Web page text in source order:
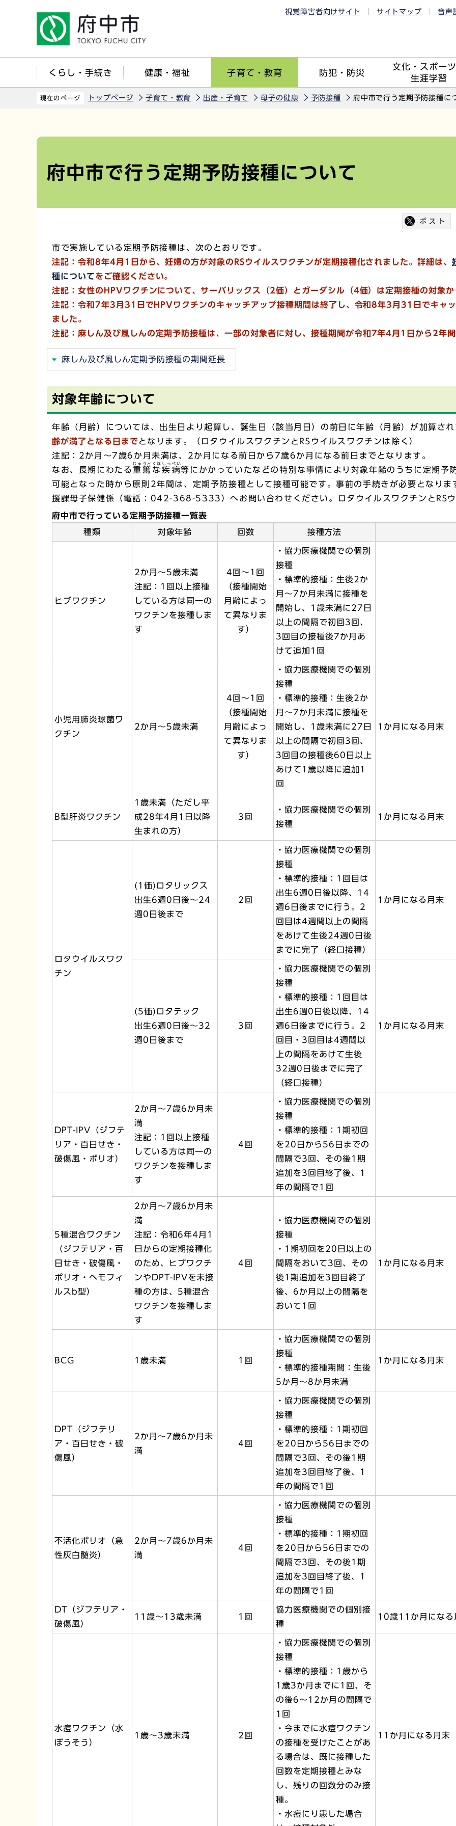
視覚障害者向けサイト サイトマップ 音声
くらし・手続き 健康・福祉 子育て・教育 防犯・防災
文化・スポー
生涯学習
現在のページ トップページ 子育て・教育 出産・子育て 母子の健康 予防接種 府中市で行う定期予防接種に
府中市で行う定期予防接種について
市で実施している定期予防接種は、次のとおりです。
注記：令和8年4月1日から、妊婦の方が対象のRSウイルスワクチンが定期接種化されました。詳細は、
種についてをご確認ください。
注記：女性のHPVワクチンについて、サーバリックス（2価）とガーダシル（4価）は定期接種の対象
注記： 令和7年3月31日でHPVワクチンのキャッチアップ接種期間は終了し、令和8年3月31日でキャ
ました。
注記：麻しん及び風しんの定期予防接種は、一部の対象者に対し、 接種期間が令和7年4月1日から2年
麻しん及び風しん定期予防接種の期間延長
対象年齢について
年齢（月齢）については、出生日より起算し、誕生日（該当月日）の前日に年齢（月齢）が加算さ
齢が満了となる日までとなります。（ロタウイルスワクチンとRSウイルスワクチンは除く）
注記：2か月～7歳6か月未満は、2か月になる前日から7歳6か月になる前日までとなります。
なお、長期にわたる 重篤な疾病
じゅうとくなしっぺい
等にかかっていたなどの特別な事情により対象年齢のうちに定期予
可能となった時から原則2年間は、定期予防接種として接種可能です。事前の手続きが必要となり
援課母子保健係（電話：042-368-5333）へお問い合わせください。ロタウイルスワクチンとRS
府中市で行っている定期予防接種一覧表
種類
対象年齢 回数 接種方法
ヒブワクチン
2か月～5歳未満
注記：1回以上接種
している方は同一の
ワクチンを接種しま
す
4回～1回
（接種開始
月齢によっ
て異なりま
す）
・協力医療機関での個別
接種
・標準的接種：生後2か
月～7か月未満に接種を
開始し、1歳未満に27日
以上の間隔で初回3回、
3回目の接種後7か月あ
けて追加1回
小児用肺炎球菌ワ
クチン
2か月～5歳未満
4回～1回
（接種開始
月齢によっ
て異なりま
す）
・協力医療機関での個別
接種
・標準的接種：生後2か
月～7か月未満に接種を
開始し、1歳未満に27日
以上の間隔で初回3回、
3回目の接種後60日以上
あけて1歳以降に追加1
回
1か月になる月末
B型肝炎ワクチン
1歳未満（ただし平
成28年4月1日以降
生まれの方）
3回
・協力医療機関での個別
接種
1か月になる月末
ロタウイルスワク
チン
(1価)ロタリックス
出生6週0日後～24
週0日後まで
2回
・協力医療機関での個別
接種
・標準的接種：1回目は
出生6週0日後以降、14
週6日後までに行う。2
回目は4週間以上の間隔
をあけて生後24週0日後
までに完了（経口接種）
1か月になる月末
(5価)ロタテック
出生6週0日後～32
週0日後まで
3回
・協力医療機関での個別
接種
・標準的接種：1回目は
出生6週0日後以降、14
週6日後までに行う。2
回目・3回目は4週間以
上の間隔をあけて生後
32週0日後までに完了
（経口接種）
1か月になる月末
DPT-IPV（ジフテ
リア・百日せき・
破傷風・ポリオ）
2か月～7歳6か月未
満
注記：1回以上接種
している方は同一の
ワクチンを接種しま
す
4回
・協力医療機関での個別
接種
・標準的接種：1期初回
を20日から56日までの
間隔で3回、その後1期
追加を3回目終了後、1
年の間隔で1回
5種混合ワクチン
（ジフテリア・百
日せき・破傷風・
ポリオ・ヘモフィ
ルスb型）
2か月～7歳6か月未
満
注記：令和6年4月1
日からの定期接種化
のため、ヒブワクチ
ンやDPT-IPVを未接
種の方は、5種混合
ワクチンを接種しま
す
4回
・協力医療機関での個別
接種
・1期初回を20日以上の
間隔をおいて3回、その
後1期追加を3回目終了
後、6か月以上の間隔を
おいて1回
1か月になる月末
BCG 1歳未満 1回
・協力医療機関での個別
接種
・標準的接種期間：生後
5か月～8か月未満
1か月になる月末
DPT（ジフテリ
ア・百日せき・破
傷風）
2か月～7歳6か月未
満
4回
・協力医療機関での個別
接種
・標準的接種：1期初回
を20日から56日までの
間隔で3回、その後1期
追加を3回目終了後、1
年の間隔で1回
不活化ポリオ（急
性灰白髄炎）
2か月～7歳6か月未
満
4回
・協力医療機関での個別
接種
・標準的接種：1期初回
を20日から56日までの
間隔で3回、その後1期
追加を3回目終了後、1
年の間隔で1回
DT（ジフテリア・
破傷風）
11歳～13歳未満 1回
協力医療機関での個別接
種
10歳11か月になる
水痘ワクチン（水
ぼうそう）
1歳～3歳未満 2回
・協力医療機関での個別
接種
・標準的接種：1歳から
1歳3か月までに1回、そ
の後6～12か月の間隔で
1回
・今までに水痘ワクチン
の接種を受けたことがあ
る場合は、既に接種した
回数を定期接種とみな
し、残りの回数分のみ接
種。
・水痘にり患した場合
11か月になる月末